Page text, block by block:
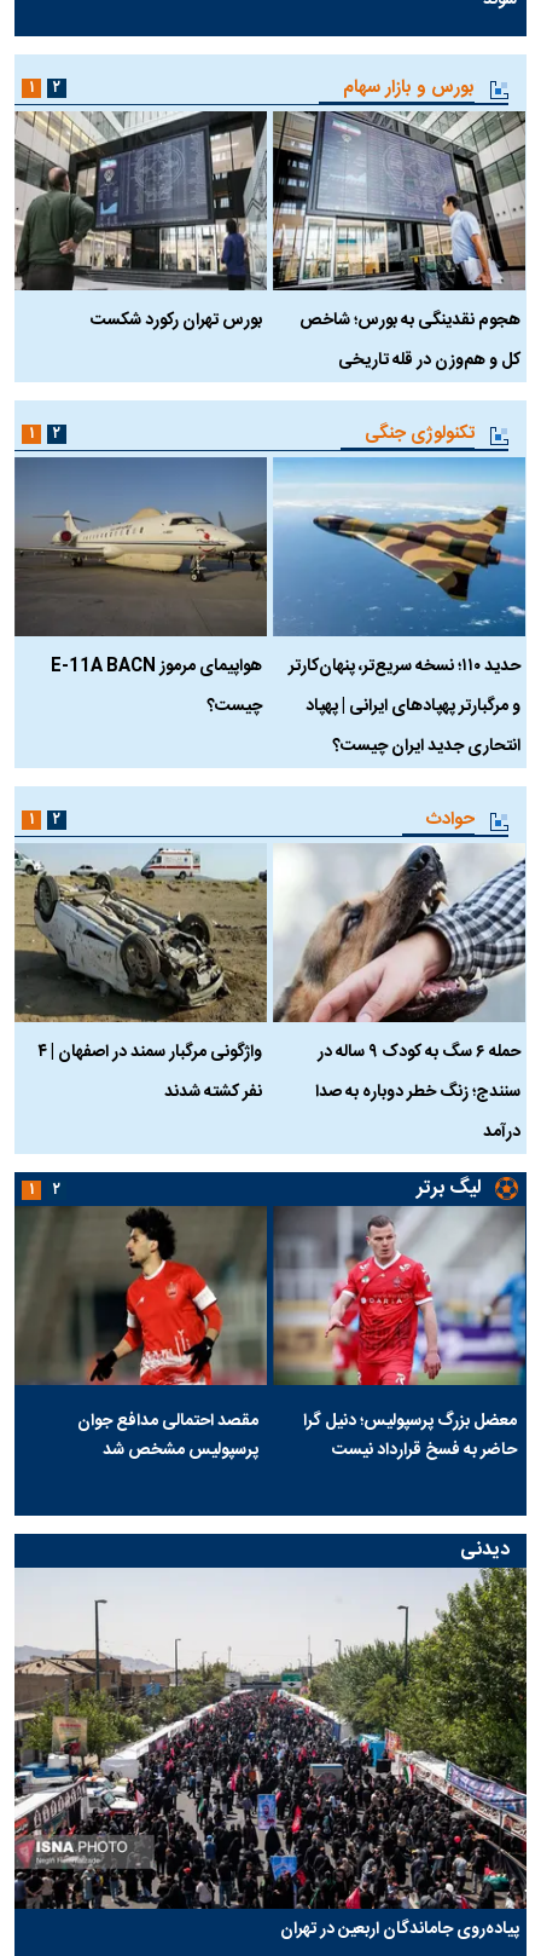
بورس و بازار سهام
هجوم نقدینگی به بورس؛ شاخص
کل و هم‌وزن در قله تاریخی
بورس تهران رکورد شکست
۱ ۲
تکنولوژی جنگی
حدید ۱۱۰؛ نسخه سریع‌تر، پنهان‌کارتر
و مرگبارتر پهپادهای ایرانی | پهپاد
انتحاری جدید ایران چیست؟
هواپیمای مرموز E-11A BACN
چیست؟
۱ ۲
حوادث
حمله ۶ سگ به کودک ۹ ساله در
سنندج؛ زنگ خطر دوباره به صدا
درآمد
واژگونی مرگبار سمند در اصفهان | ۴
نفر کشته شدند
۱ ۲
لیگ برتر
معضل بزرگ پرسپولیس؛ دنیل گرا
حاضر به فسخ قرارداد نیست
مقصد احتمالی مدافع جوان
پرسپولیس مشخص شد
۱ ۲
دیدنی
پیاده‌روی جاماندگان اربعین در تهران